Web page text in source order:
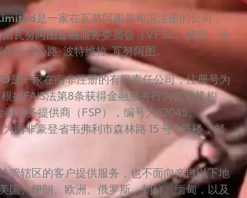
是一家在瓦努阿图共和国注册的公司，
由瓦努阿图金融服务委员会（VFSC）授权，法
高速公路, 波特维拉, 瓦努阿图。
是一家在南非注册的有限责任公司，注册号为
据FAIS法第8条获得金融服务行为监管机构
融服务提供商（FSP），编号为52045。
南非豪登省韦弗利市森林路 15 号 1 号楼，邮
管辖区的客户提供服务，也不面向来自以下地
国、伊朗、欧洲、俄罗斯、朝鲜、缅甸，以及